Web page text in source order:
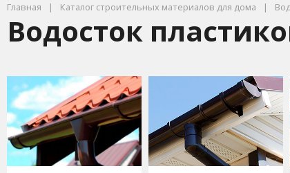
Главная Каталог строительных материалов для дома
Водосток